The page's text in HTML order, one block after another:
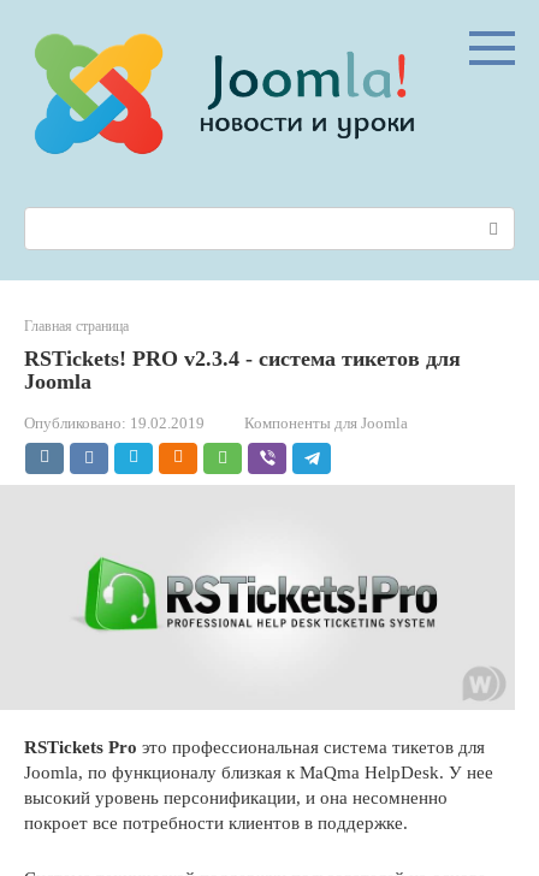
контенту
Главная страница
RSTickets! PRO v2.3.4 - система тикетов для
Joomla
Опубликовано: 19.02.2019 Компоненты для Joomla
RSTickets Pro это профессиональная система тикетов для
Joomla, по функционалу близкая к MaQma HelpDesk. У нее
высокий уровень персонификации, и она несомненно
покроет все потребности клиентов в поддержке.